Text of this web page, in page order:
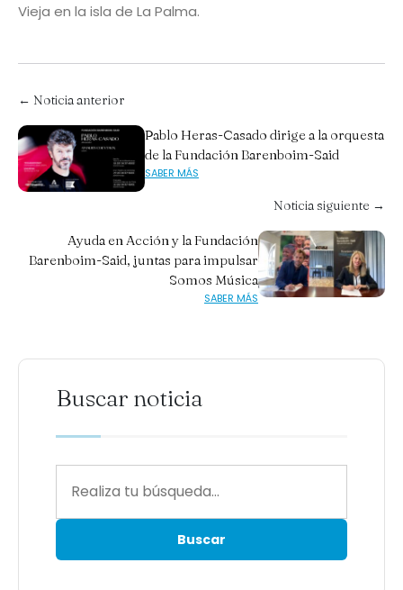
Vieja en la isla de La Palma.
← Noticia anterior
Pablo Heras-Casado dirige a la orquesta
de la Fundación Barenboim-Said
SABER MÁS
Noticia siguiente →
Ayuda en Acción y la Fundación
Barenboim-Said, juntas para impulsar
Somos Música
SABER MÁS
Buscar noticia